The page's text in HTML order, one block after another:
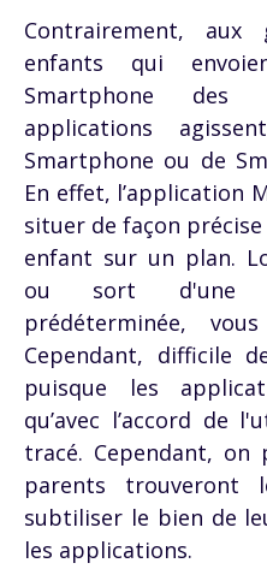
Contrairement, aux
enfants qui
Smartphone
applications
Smartphone ou de
En effet, l’application
situer de façon
enfant sur un plan.
ou sort d'une
prédéterminée,
Cependant, difficile
puisque les
qu’avec l’accord de
tracé. Cependant,
parents trouveront
subtiliser le bien de
les applications.